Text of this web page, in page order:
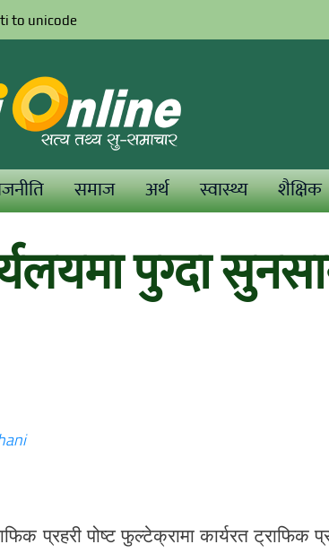
to unicode
समाज अर्थ स्वास्थ्य शैक्षिक
पुग्दा
प्रहरी पोष्ट फुल्टेक्रामा कार्यरत ट्राफिक